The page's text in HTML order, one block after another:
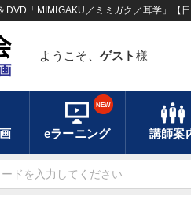
「MIMIGAKU／ミミガク／耳学」【日
ようこそ、 ゲスト 様
eラーニング
NEW
講師案